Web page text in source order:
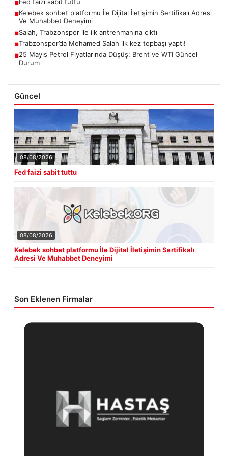
■
■Kelebek sohbet platformu İle Dijital İletişimin Sertifikalı Adresi
Ve Muhabbet Deneyimi
■Salah, Trabzonspor ile ilk antrenmanına çıktı
■Trabzonspor’da Mohamed Salah ilk kez topbaşı yaptı!
■25 Mayıs Petrol Fiyatlarında Düşüş: Brent ve WTI Güncel
Durum
Güncel
08/08/2026
Fed faizi sabit tuttu
08/08/2026
Kelebek sohbet platformu İle Dijital İletişimin Sertifikalı
Adresi Ve Muhabbet Deneyimi
Son Eklenen Firmalar